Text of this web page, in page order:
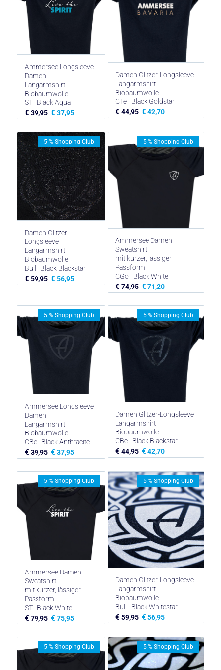
Ammersee Longsleeve
Damen
Langarmshirt
Biobaumwolle
ST | Black Aqua
€ 39,95 € 37,95
Damen Glitzer-Longsleeve
Langarmshirt
Biobaumwolle
CTe | Black Goldstar
€ 44,95 € 42,70
Damen Glitzer-
Longsleeve
Langarmshirt
Biobaumwolle
Bull | Black Blackstar
€ 59,95 € 56,95
5 % Shopping Club
Ammersee Damen
Sweatshirt
mit kurzer, lässiger
Passform
CGo | Black White
€ 74,95 € 71,20
5 % Shopping Club
Ammersee Longsleeve
Damen
Langarmshirt
Biobaumwolle
CBe | Black Anthracite
€ 39,95 € 37,95
5 % Shopping Club
Damen Glitzer-Longsleeve
Langarmshirt
Biobaumwolle
CBe | Black Blackstar
€ 44,95 € 42,70
5 % Shopping Club
Ammersee Damen
Sweatshirt
mit kurzer, lässiger
Passform
ST | Black White
€ 79,95 € 75,95
5 % Shopping Club
Damen Glitzer-Longsleeve
Langarmshirt
Biobaumwolle
Bull | Black Whitestar
€ 59,95 € 56,95
5 % Shopping Club
5 % Shopping Club 5 % Shopping Club